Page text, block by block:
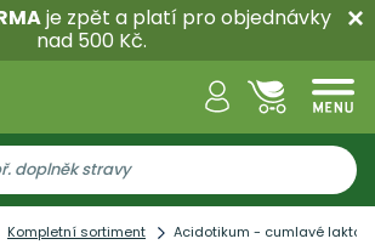
je zpět a platí pro objednávky
nad 500 Kč.
Kompletní sortiment Acidotikum - cumlavé